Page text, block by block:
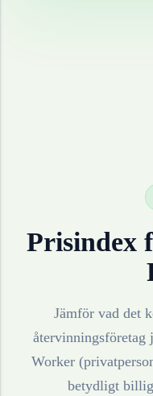
Prisindex
Jämför vad det
återvinningsföretag
Worker
betydligt